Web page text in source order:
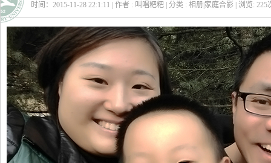
时间：2015-11-28 22:1:11 | 作者 : 叫唱粑粑 | 分类 : 相册|家庭合影 | 浏览: 225